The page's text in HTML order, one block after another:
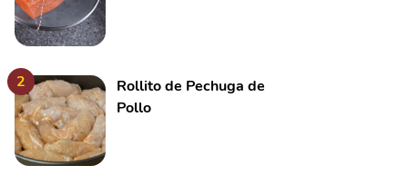
2
Rollito de Pechuga de
Pollo